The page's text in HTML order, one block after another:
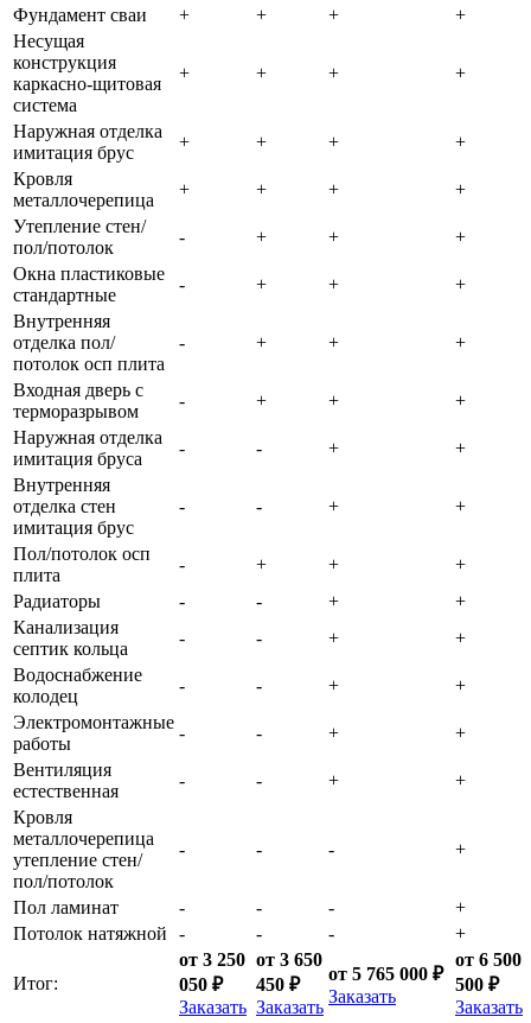
Фундамент сваи + + +
+
Несущая
конструкция
каркасно-щитовая
система
+ + + +
Наружная отделка
имитация брус
+ + +
+
Кровля
металлочерепица
+ + +
+
Утепление стен/
пол/потолок
- + +
+
Окна пластиковые
стандартные
- + +
+
Внутренняя
отделка пол/
потолок осп плита
- + + +
Входная дверь с
терморазрывом
- + +
+
Наружная отделка
имитация бруса
- - +
+
Внутренняя
отделка стен
имитация брус
- - + +
Пол/потолок осп
плита
- + +
+
Радиаторы
- - +
+
Канализация
септик кольца
- - +
+
Водоснабжение
колодец
- - +
+
Электромонтажные
работы
- - +
+
Вентиляция
естественная
- - +
+
Кровля
металлочерепица
утепление стен/
пол/потолок
- - - +
Пол ламинат - - -
+
Потолок натяжной
- - - +
Итог:
от 3 250
050 ₽
Заказать
от 3 650
450 ₽
Заказать
от 5 765 000 ₽
Заказать
от 6 500
500 ₽
Заказать